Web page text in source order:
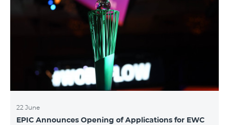
22 June
EPIC Announces Opening of Applications for EWC